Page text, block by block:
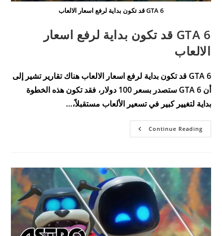
GTA 6 قد تكون بداية لرفع اسعار الالعاب
GTA 6 قد تكون بداية لرفع اسعار
الالعاب
GTA 6 قد تكون بداية لرفع اسعار الالعاب هناك تقارير تشير إلى
أن GTA 6 ستصدر بسعر 100 دولار، فقد تكون هذه الخطوة
بداية لتغيير كبير في تسعير الألعاب مستقبلاً،…
Continue Reading
GTA
6
اسعار
الالعاب